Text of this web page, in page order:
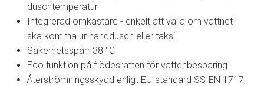
duschtemperatur
Integrerad omkastare - enkelt att välja om vattnet
ska komma ur handdusch eller taksil
Säkerhetsspärr 38 °C
Eco funktion på flödesratten för vattenbesparing
Återströmningsskydd enligt EU-standard SS-EN 1717,